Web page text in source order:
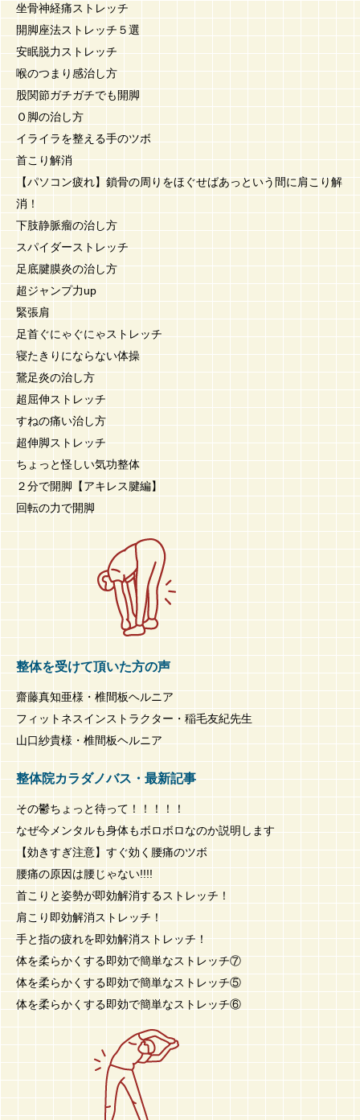
坐骨神経痛ストレッチ
開脚座法ストレッチ５選
安眠脱力ストレッチ
喉のつまり感治し方
股関節ガチガチでも開脚
Ｏ脚の治し方
イライラを整える手のツボ
首こり解消
【パソコン疲れ】鎖骨の周りをほぐせばあっという間に肩こり解
消！
下肢静脈瘤の治し方
スパイダーストレッチ
足底腱膜炎の治し方
超ジャンプ力up
緊張肩
足首ぐにゃぐにゃストレッチ
寝たきりにならない体操
鵞足炎の治し方
超屈伸ストレッチ
すねの痛い治し方
超伸脚ストレッチ
ちょっと怪しい気功整体
２分で開脚【アキレス腱編】
回転の力で開脚
整体を受けて頂いた方の声
齋藤真知亜様・椎間板ヘルニア
フィットネスインストラクター・稲毛友紀先生
山口紗貴様・椎間板ヘルニア
整体院カラダノバス・最新記事
その鬱ちょっと待って！！！！！
なぜ今メンタルも身体もボロボロなのか説明します
【効きすぎ注意】すぐ効く腰痛のツボ
腰痛の原因は腰じゃない!!!!
首こりと姿勢が即効解消するストレッチ！
肩こり即効解消ストレッチ！
手と指の疲れを即効解消ストレッチ！
体を柔らかくする即効で簡単なストレッチ⑦
体を柔らかくする即効で簡単なストレッチ⑤
体を柔らかくする即効で簡単なストレッチ⑥